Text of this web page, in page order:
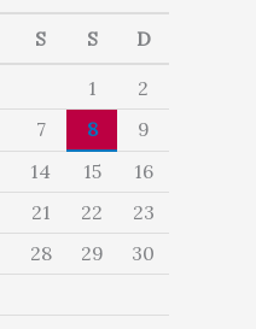
S S D
1
2
7 8
9
14 15
16
21 22
23
28 29
30